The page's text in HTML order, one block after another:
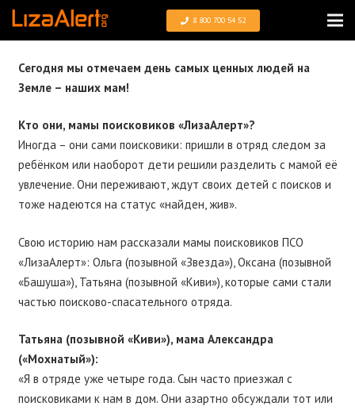
8 800 700 54 52
Сегодня мы отмечаем день самых ценных людей на
Земле – наших мам!
Кто они, мамы поисковиков «ЛизаАлерт»?
Иногда – они сами поисковики: пришли в отряд следом за
ребёнком или наоборот дети решили разделить с мамой её
увлечение. Они переживают, ждут своих детей с поисков и
тоже надеются на статус «найден, жив».
Свою историю нам рассказали мамы поисковиков ПСО
«ЛизаАлерт»: Ольга (позывной «Звезда»), Оксана (позывной
«Башуша»), Татьяна (позывной «Киви»), которые сами стали
частью поисково-спасательного отряда.
Татьяна (позывной «Киви»), мама Александра
(«Мохнатый»):
«Я в отряде уже четыре года. Сын часто приезжал с
поисковиками к нам в дом. Они азартно обсуждали тот или